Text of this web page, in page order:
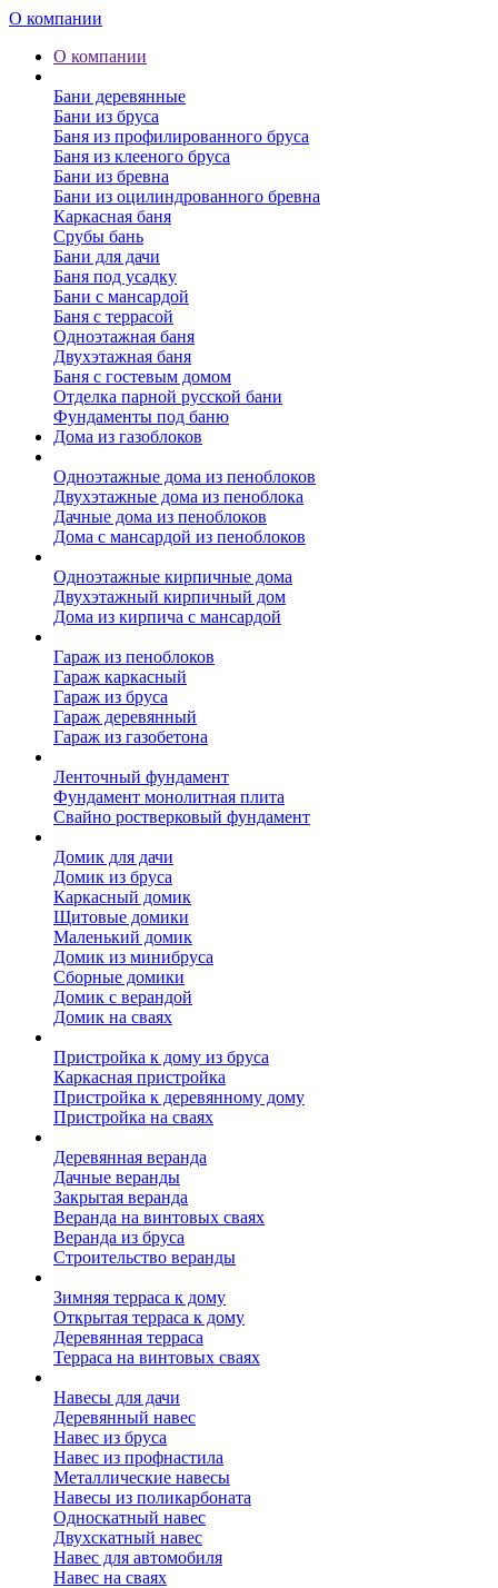
О компании
О компании
Бани деревянные
Бани из бруса
Баня из профилированного бруса
Баня из клееного бруса
Бани из бревна
Бани из оцилиндрованного бревна
Каркасная баня
Срубы бань
Бани для дачи
Баня под усадку
Бани с мансардой
Баня с террасой
Одноэтажная баня
Двухэтажная баня
Баня с гостевым домом
Отделка парной русской бани
Фундаменты под баню
Дома из газоблоков
Одноэтажные дома из пеноблоков
Двухэтажные дома из пеноблока
Дачные дома из пеноблоков
Дома с мансардой из пеноблоков
Одноэтажные кирпичные дома
Двухэтажный кирпичный дом
Дома из кирпича с мансардой
Гараж из пеноблоков
Гараж каркасный
Гараж из бруса
Гараж деревянный
Гараж из газобетона
Ленточный фундамент
Фундамент монолитная плита
Свайно ростверковый фундамент
Домик для дачи
Домик из бруса
Каркасный домик
Щитовые домики
Маленький домик
Домик из минибруса
Сборные домики
Домик с верандой
Домик на сваях
Пристройка к дому из бруса
Каркасная пристройка
Пристройка к деревянному дому
Пристройка на сваях
Деревянная веранда
Дачные веранды
Закрытая веранда
Веранда на винтовых сваях
Веранда из бруса
Строительство веранды
Зимняя терраса к дому
Открытая терраса к дому
Деревянная терраса
Терраса на винтовых сваях
Навесы для дачи
Деревянный навес
Навес из бруса
Навес из профнастила
Металлические навесы
Навесы из поликарбоната
Односкатный навес
Двухскатный навес
Навес для автомобиля
Навес на сваях